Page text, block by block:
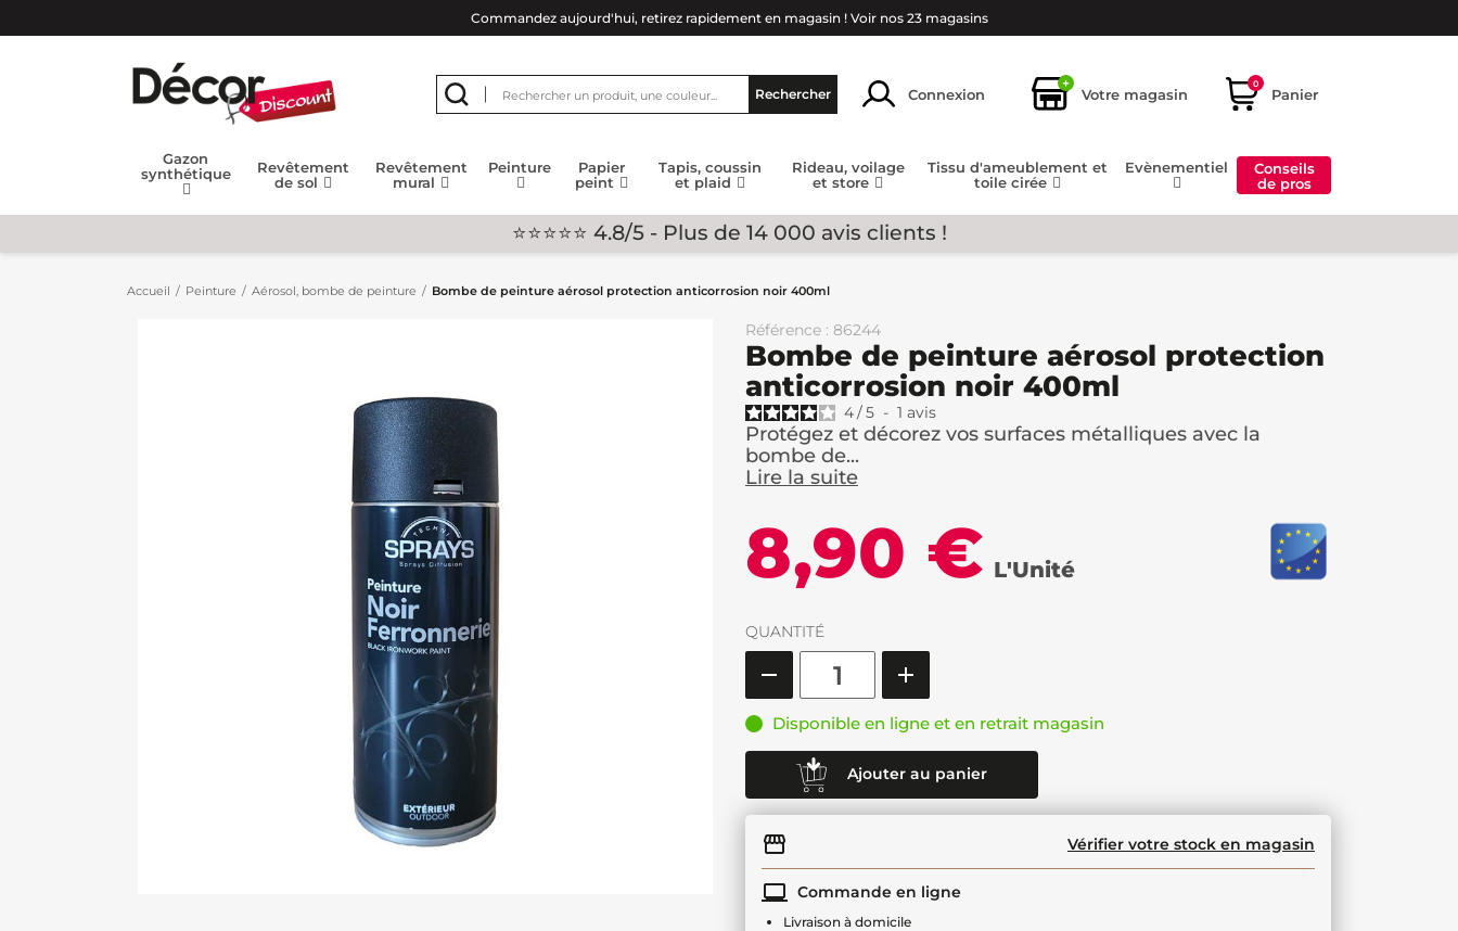
Commandez aujourd'hui, retirez rapidement en magasin ! Voir nos 23 magasins
Rechercher Connexion
+
Votre magasin
0
Panier
Gazon
synthétique
Revêtement
de sol
Revêtement
mural
Peinture
Papier
peint
Tapis, coussin
et plaid
Rideau, voilage
et store
Tissu d'ameublement et
toile cirée
Evènementiel
Conseils
de pros
⭐⭐⭐⭐⭐ 4.8/5 - Plus de 14 000 avis clients !
Accueil Peinture Aérosol, bombe de peinture Bombe de peinture aérosol protection anticorrosion noir 400ml
Référence : 86244
Bombe de peinture aérosol protection
anticorrosion noir 400ml
4/5 - 1 avis
Protégez et décorez vos surfaces métalliques avec la
bombe de...
Lire la suite
8,90 € L'Unité
QUANTITÉ
Disponible en ligne et en retrait magasin
Ajouter au panier
Vérifier votre stock en magasin
Commande en ligne
Livraison à domicile